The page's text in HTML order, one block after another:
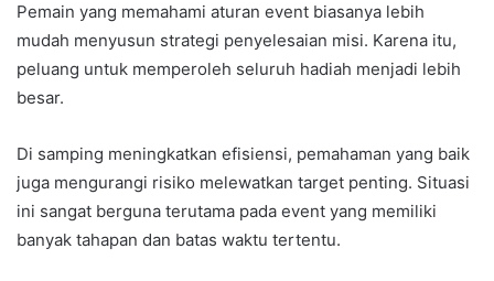
Pemain yang memahami aturan event biasanya lebih
mudah menyusun strategi penyelesaian misi. Karena itu,
peluang untuk memperoleh seluruh hadiah menjadi lebih
besar.
Di samping meningkatkan efisiensi, pemahaman yang baik
juga mengurangi risiko melewatkan target penting. Situasi
ini sangat berguna terutama pada event yang memiliki
banyak tahapan dan batas waktu tertentu.